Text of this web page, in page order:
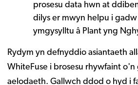
prosesu data hwn at
dilys er mwyn helpu i
ymgysylltu â Plant yng
Rydym yn defnyddio asiantaeth
WhiteFuse i brosesu rhywfaint
aelodaeth. Gallwch ddod o hyd i